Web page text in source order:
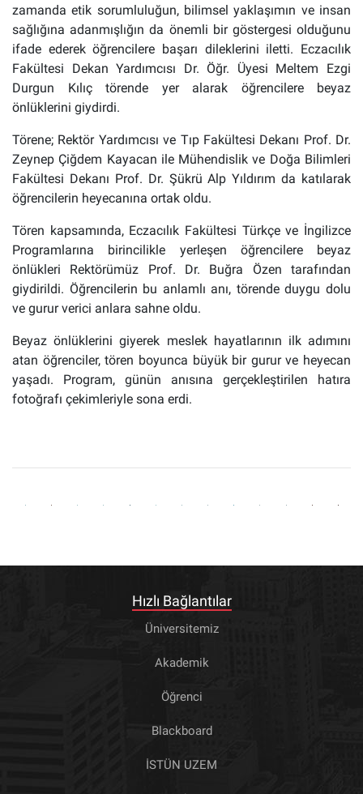
zamanda etik sorumluluğun, bilimsel yaklaşımın ve insan
sağlığına adanmışlığın da önemli bir göstergesi olduğunu
ifade ederek öğrencilere başarı dileklerini iletti. Eczacılık
Fakültesi Dekan Yardımcısı Dr. Öğr. Üyesi Meltem Ezgi
Durgun Kılıç törende yer alarak öğrencilere beyaz
önlüklerini giydirdi.
Törene; Rektör Yardımcısı ve Tıp Fakültesi Dekanı Prof. Dr.
Zeynep Çiğdem Kayacan ile Mühendislik ve Doğa Bilimleri
Fakültesi Dekanı Prof. Dr. Şükrü Alp Yıldırım da katılarak
öğrencilerin heyecanına ortak oldu.
Tören kapsamında, Eczacılık Fakültesi Türkçe ve İngilizce
Programlarına birincilikle yerleşen öğrencilere beyaz
önlükleri Rektörümüz Prof. Dr. Buğra Özen tarafından
giydirildi. Öğrencilerin bu anlamlı anı, törende duygu dolu
ve gurur verici anlara sahne oldu.
Beyaz önlüklerini giyerek meslek hayatlarının ilk adımını
atan öğrenciler, tören boyunca büyük bir gurur ve heyecan
yaşadı. Program, günün anısına gerçekleştirilen hatıra
fotoğrafı çekimleriyle sona erdi.
Hızlı Bağlantılar
Üniversitemiz
Akademik
Öğrenci
Blackboard
İSTÜN UZEM